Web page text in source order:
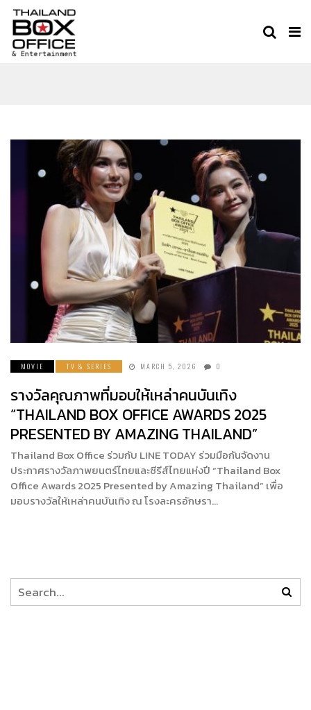
THAILAND BOX OFFICE
AWARDS 2025
MOVIE TV & SERIES MARCH 5, 2026 0
รางวัลคุณภาพที่มอบให้เหล่าคนบันเทิง
“THAILAND BOX OFFICE AWARDS 2025
PRESENTED BY AMAZING THAILAND”
Thailand Box Office ร่วมกับ LINE TODAY ร่วมมือกันจัดงาน
ประกาศรางวัลภาพยนตร์ไทยและซีรีส์ไทยแห่งปี “Thailand Box
Office Awards 2025 Presented by Amazing Thailand” เพื่อ
มอบรางวัลให้เหล่าคนบันเทิง ณ โรงละครอักษรา…